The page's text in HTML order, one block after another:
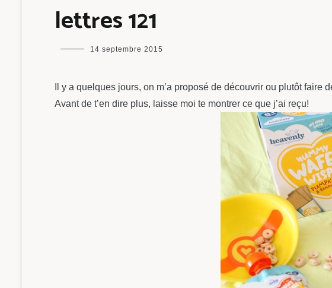
lettres 121
maman
14 septembre 2015
Il y a quelques jours, on m’a proposé de découvrir ou plutôt
Avant de t’en dire plus, laisse moi te montrer ce que j’ai reçu!